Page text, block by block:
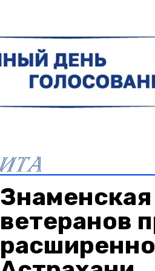
ветеранов